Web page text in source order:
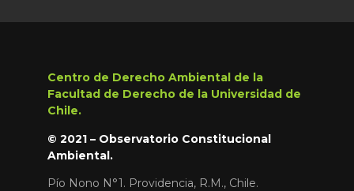
Centro de Derecho Ambiental de la
Facultad de Derecho de la Universidad de
Chile.
© 2021 – Observatorio Constitucional
Ambiental.
Pío Nono N°1. Providencia, R.M., Chile.